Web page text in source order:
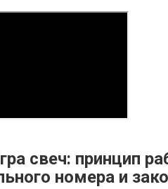
свеч: принцип
номера и